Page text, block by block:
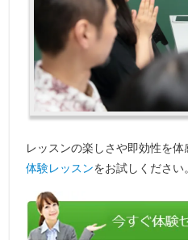
レッスンの楽しさや即効性を
体験レッスンをお試しください